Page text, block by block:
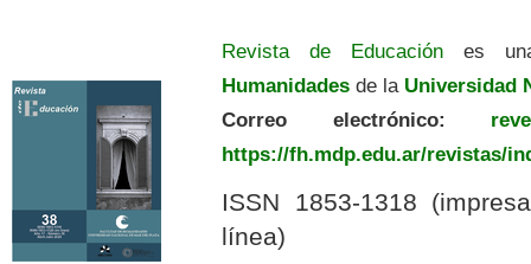
Revista de Educación es
Humanidades de la Universidad
Correo electrónico:
https://fh.mdp.edu.ar/revistas/
ISSN 1853-1318
línea)